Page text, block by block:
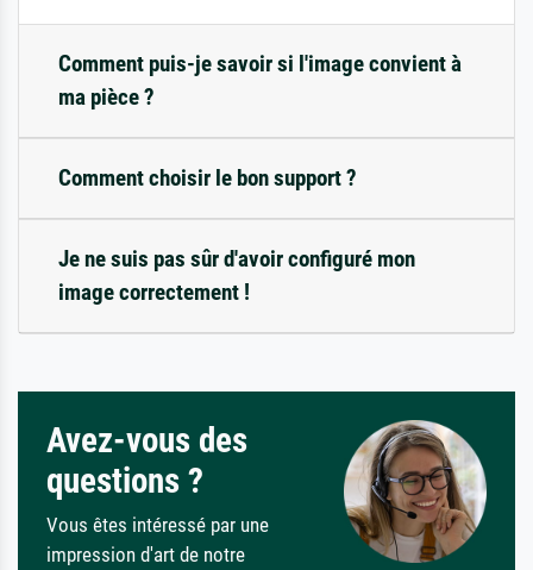
Comment puis-je savoir si l'image convient à
ma pièce ?
Comment choisir le bon support ?
Je ne suis pas sûr d'avoir configuré mon
image correctement !
Avez-vous des
questions ?
Vous êtes intéressé par une
impression d'art de notre